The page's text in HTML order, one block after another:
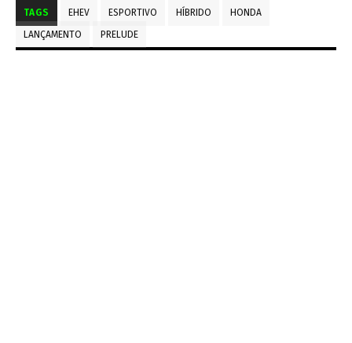
TAGS EHEV ESPORTIVO HÍBRIDO
HONDA
LANÇAMENTO
PRELUDE